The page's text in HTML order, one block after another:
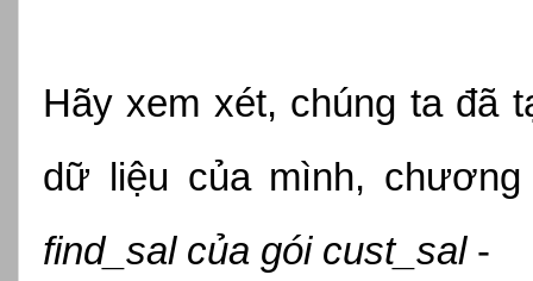
Hãy xem xét, chúng ta đã
find_sal của gói cust_sal -